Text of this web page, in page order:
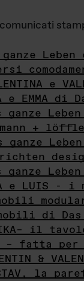
ganze
e
e EMMA
ganze
+
ganze
ganze
e LUIS - i
di Das
il
– fatta
&
la